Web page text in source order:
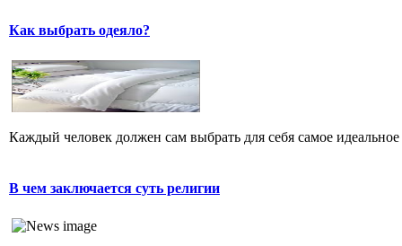
Как выбрать одеяло?
Каждый человек должен сам выбрать для себя самое
В чем заключается суть религии